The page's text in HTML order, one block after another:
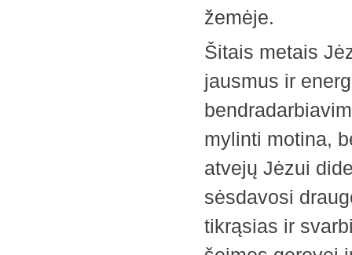
žemėje.
Šitais metais
jausmus ir
mylinti motina,
atvejų Jėzui
sėsdavosi
tikrąsias ir